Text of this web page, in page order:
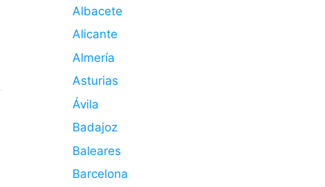
Albacete
Alicante
Almería
Asturias
Ávila
Badajoz
Baleares
Barcelona